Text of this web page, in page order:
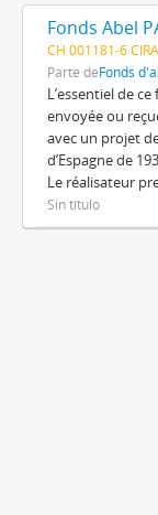
Fonds Abel
CH 001181-6
Parte deFonds
L’essentiel de
envoyée ou
avec un projet
d’Espagne de
Le réalisateur
Sin título